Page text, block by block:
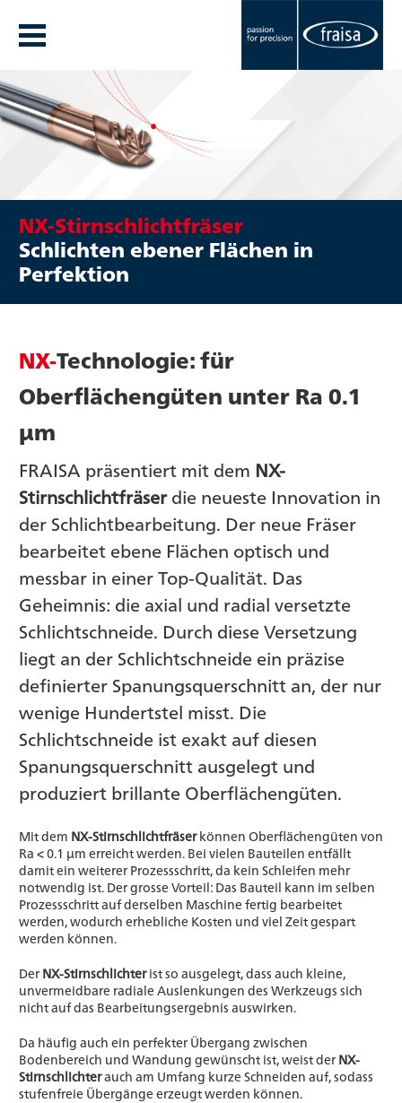
NX-Stirnschlichtfräser
Schlichten ebener Flächen in
Perfektion
NX-Technologie: für
Oberflächengüten unter Ra 0.1
μm
FRAISA präsentiert mit dem NX-
Stirnschlichtfräserdie neueste Innovation in
der Schlichtbearbeitung. Der neue Fräser
bearbeitet ebene Flächen optisch und
messbar in einer Top-Qualität. Das
Geheimnis: die axial und radial versetzte
Schlichtschneide. Durch diese Versetzung
liegt an der Schlichtschneide ein präzise
definierter Spanungsquerschnitt an, der nur
wenige Hundertstel misst. Die
Schlichtschneide ist exakt auf diesen
Spanungsquerschnitt ausgelegt und
produziert brillante Oberflächengüten.
Mit dem NX-Stirnschlichtfräserkönnen Oberflächengüten von
Ra < 0.1 μm erreicht werden. Bei vielen Bauteilen entfällt
damit ein weiterer Prozessschritt, da kein Schleifen mehr
notwendig ist. Der grosse Vorteil: Das Bauteil kann im selben
Prozessschritt auf derselben Maschine fertig bearbeitet
werden, wodurch erhebliche Kosten und viel Zeit gespart
werden können.
DerNX-Stirnschlichterist so ausgelegt, dass auch kleine,
unvermeidbare radiale Auslenkungen des Werkzeugs sich
nicht auf das Bearbeitungsergebnis auswirken.
Da häufig auch ein perfekter Übergang zwischen
Bodenbereich und Wandung gewünscht ist, weist derNX-
Stirnschlichterauch am Umfang kurze Schneiden auf, sodass
stufenfreie Übergänge erzeugt werden können.